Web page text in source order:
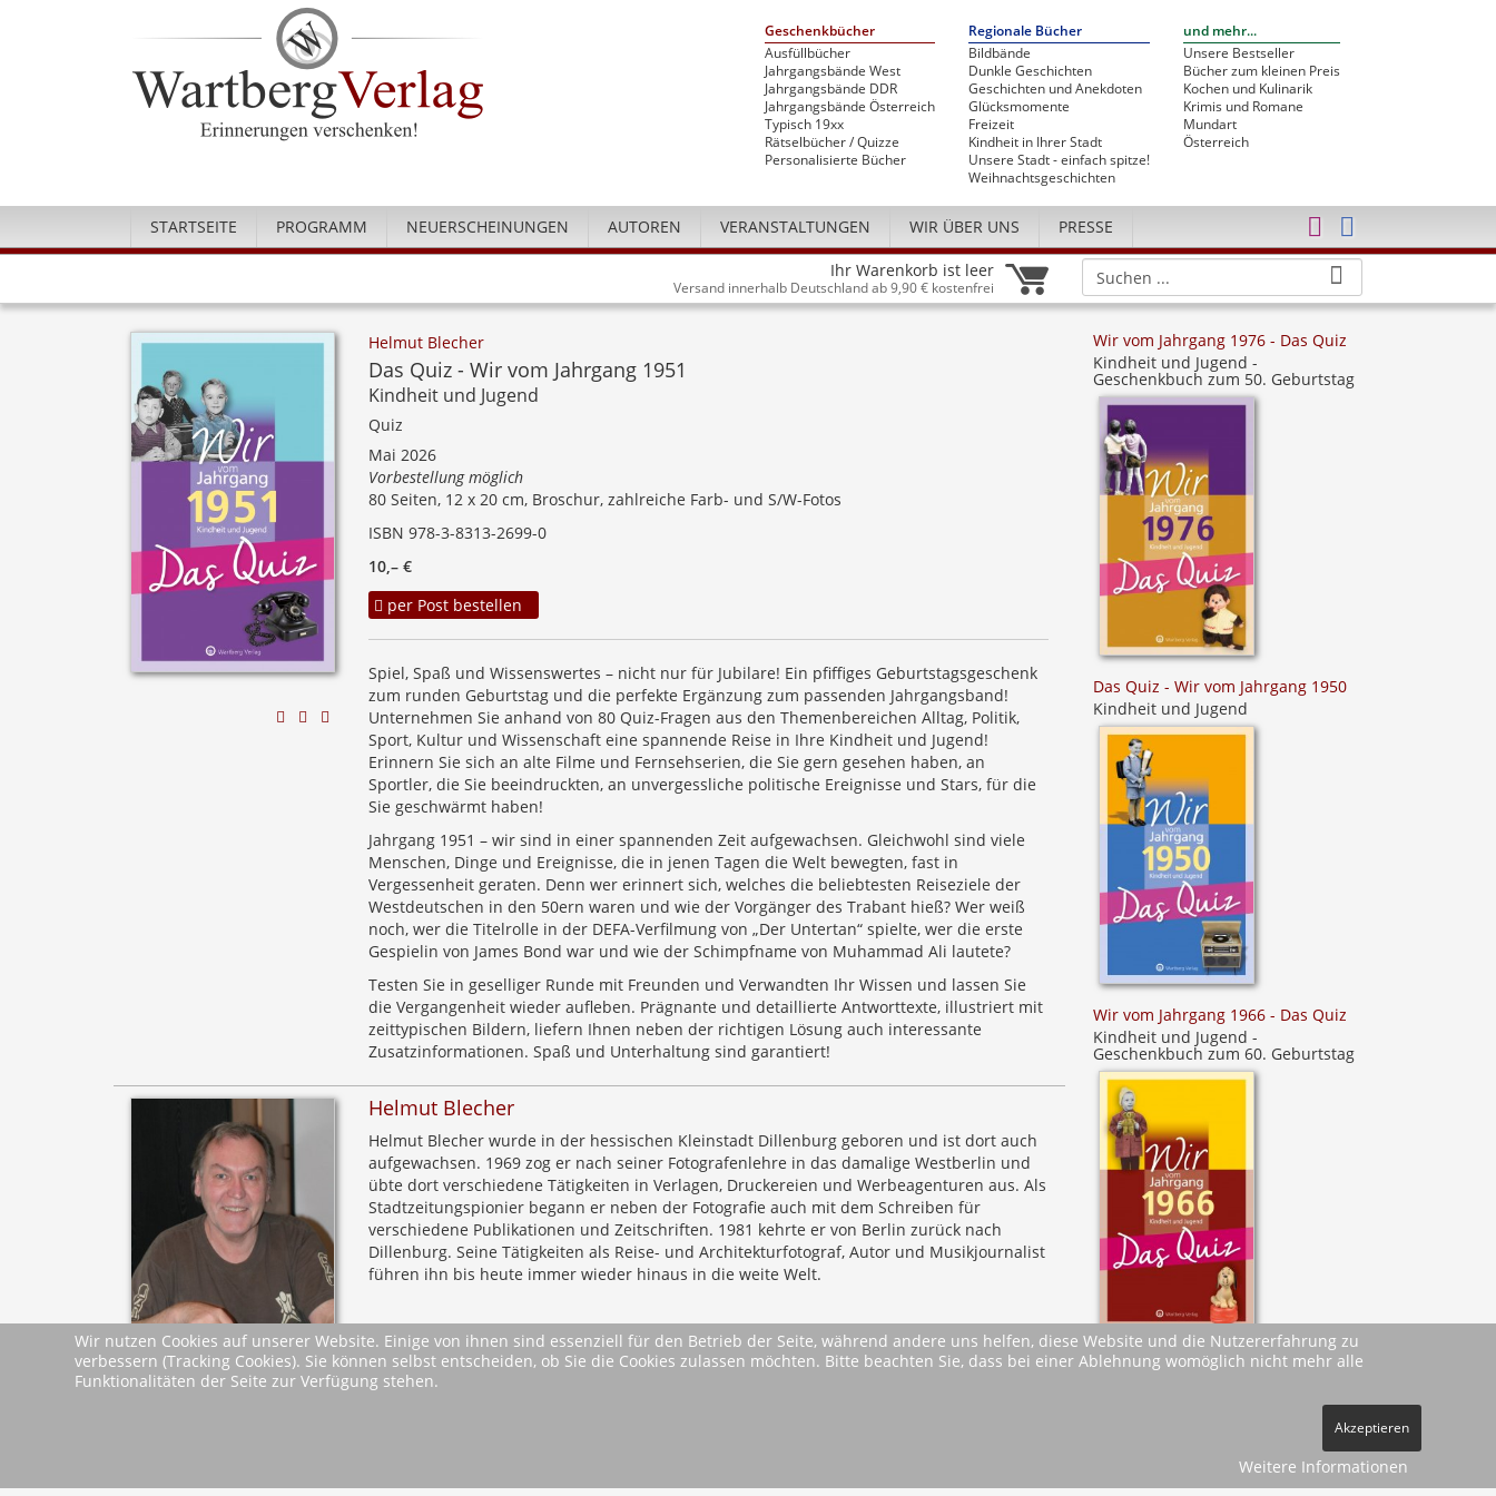
Geschenkbücher
Ausfüllbücher
Jahrgangsbände West
Jahrgangsbände DDR
Jahrgangsbände Österreich
Typisch 19xx
Rätselbücher / Quizze
Personalisierte Bücher
Regionale Bücher
Bildbände
Dunkle Geschichten
Geschichten und Anekdoten
Glücksmomente
Freizeit
Kindheit in Ihrer Stadt
Unsere Stadt - einfach spitze!
Weihnachtsgeschichten
und mehr...
Unsere Bestseller
Bücher zum kleinen Preis
Kochen und Kulinarik
Krimis und Romane
Mundart
Österreich
STARTSEITE PROGRAMM NEUERSCHEINUNGEN AUTOREN VERANSTALTUNGEN WIR ÜBER UNS PRESSE
Ihr Warenkorb ist leer
Versand innerhalb Deutschland ab 9,90 € kostenfrei
Helmut Blecher
Das Quiz - Wir vom Jahrgang 1951
Kindheit und Jugend
Quiz
Mai 2026
Vorbestellung möglich
80 Seiten, 12 x 20 cm, Broschur, zahlreiche Farb- und S/W-Fotos
ISBN 978-3-8313-2699-0
10,– €
per Post bestellen
Spiel, Spaß und Wissenswertes – nicht nur für Jubilare! Ein pfiffiges Geburtstagsgeschenk
zum runden Geburtstag und die perfekte Ergänzung zum passenden Jahrgangsband!
Unternehmen Sie anhand von 80 Quiz-Fragen aus den Themenbereichen Alltag, Politik,
Sport, Kultur und Wissenschaft eine spannende Reise in Ihre Kindheit und Jugend!
Erinnern Sie sich an alte Filme und Fernsehserien, die Sie gern gesehen haben, an
Sportler, die Sie beeindruckten, an unvergessliche politische Ereignisse und Stars, für die
Sie geschwärmt haben!
Jahrgang 1951 – wir sind in einer spannenden Zeit aufgewachsen. Gleichwohl sind viele
Menschen, Dinge und Ereignisse, die in jenen Tagen die Welt bewegten, fast in
Vergessenheit geraten. Denn wer erinnert sich, welches die beliebtesten Reiseziele der
Westdeutschen in den 50ern waren und wie der Vorgänger des Trabant hieß? Wer weiß
noch, wer die Titelrolle in der DEFA-Verfilmung von „Der Untertan“ spielte, wer die erste
Gespielin von James Bond war und wie der Schimpfname von Muhammad Ali lautete?
Testen Sie in geselliger Runde mit Freunden und Verwandten Ihr Wissen und lassen Sie
die Vergangenheit wieder aufleben. Prägnante und detaillierte Antworttexte, illustriert mit
zeittypischen Bildern, liefern Ihnen neben der richtigen Lösung auch interessante
Zusatzinformationen. Spaß und Unterhaltung sind garantiert!
Helmut Blecher
Helmut Blecher wurde in der hessischen Kleinstadt Dillenburg geboren und ist dort auch
aufgewachsen. 1969 zog er nach seiner Fotografenlehre in das damalige Westberlin und
übte dort verschiedene Tätigkeiten in Verlagen, Druckereien und Werbeagenturen aus. Als
Stadtzeitungspionier begann er neben der Fotografie auch mit dem Schreiben für
verschiedene Publikationen und Zeitschriften. 1981 kehrte er von Berlin zurück nach
Dillenburg. Seine Tätigkeiten als Reise- und Architekturfotograf, Autor und Musikjournalist
führen ihn bis heute immer wieder hinaus in die weite Welt.
Leseproben & Leseprobe
Wir vom Jahrgang 1976 - Das Quiz
Kindheit und Jugend -
Geschenkbuch zum 50. Geburtstag
Das Quiz - Wir vom Jahrgang 1950
Kindheit und Jugend
Wir vom Jahrgang 1966 - Das Quiz
Kindheit und Jugend -
Geschenkbuch zum 60. Geburtstag
Wir nutzen Cookies auf unserer Website. Einige von ihnen sind essenziell für den Betrieb der Seite, während andere uns helfen, diese Website und die Nutzererfahrung zu
verbessern (Tracking Cookies). Sie können selbst entscheiden, ob Sie die Cookies zulassen möchten. Bitte beachten Sie, dass bei einer Ablehnung womöglich nicht mehr alle
Funktionalitäten der Seite zur Verfügung stehen.
Akzeptieren
Weitere Informationen